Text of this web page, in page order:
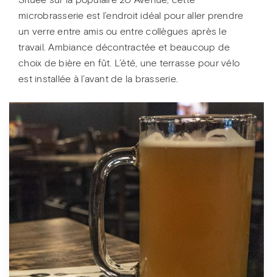
microbrasserie est l’endroit idéal pour aller prendre
un verre entre amis ou entre collègues après le
travail. Ambiance décontractée et beaucoup de
choix de bière en fût. L’été, une terrasse pour vélo
est installée à l’avant de la brasserie.